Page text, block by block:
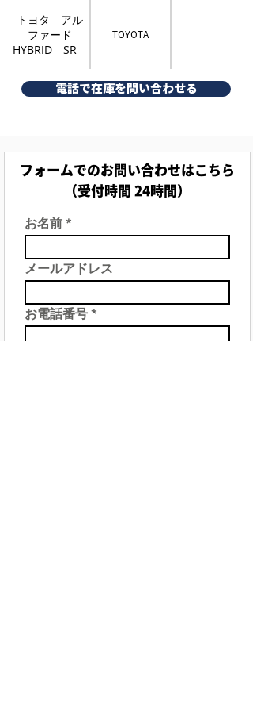
トヨタ アル
ファード
HYBRID SR
TOYOTA
電話で在庫を問い合わせる
フォームでのお問い合わせはこちら
（受付時間 24時間）
お名前
メールアドレス
お電話番号